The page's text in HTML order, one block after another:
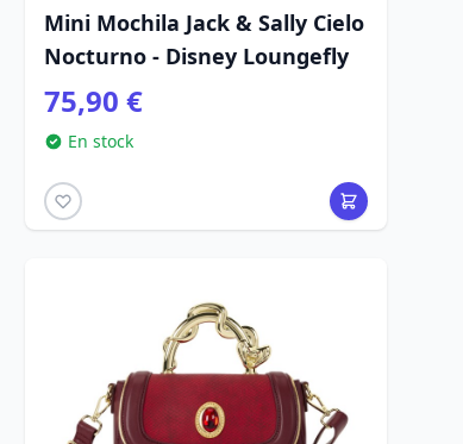
Mini Mochila Jack & Sally Cielo
Nocturno - Disney Loungefly
75,90 €
En stock